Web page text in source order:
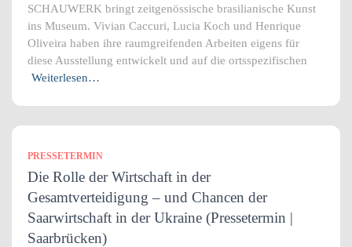
SCHAUWERK bringt zeitgenössische brasilianische Kunst
ins Museum. Vivian Caccuri, Lucia Koch und Henrique
Oliveira haben ihre raumgreifenden Arbeiten eigens für
diese Ausstellung entwickelt und auf die ortsspezifischen
Weiterlesen…
PRESSETERMIN
Die Rolle der Wirtschaft in der
Gesamtverteidigung – und Chancen der
Saarwirtschaft in der Ukraine (Pressetermin |
Saarbrücken)